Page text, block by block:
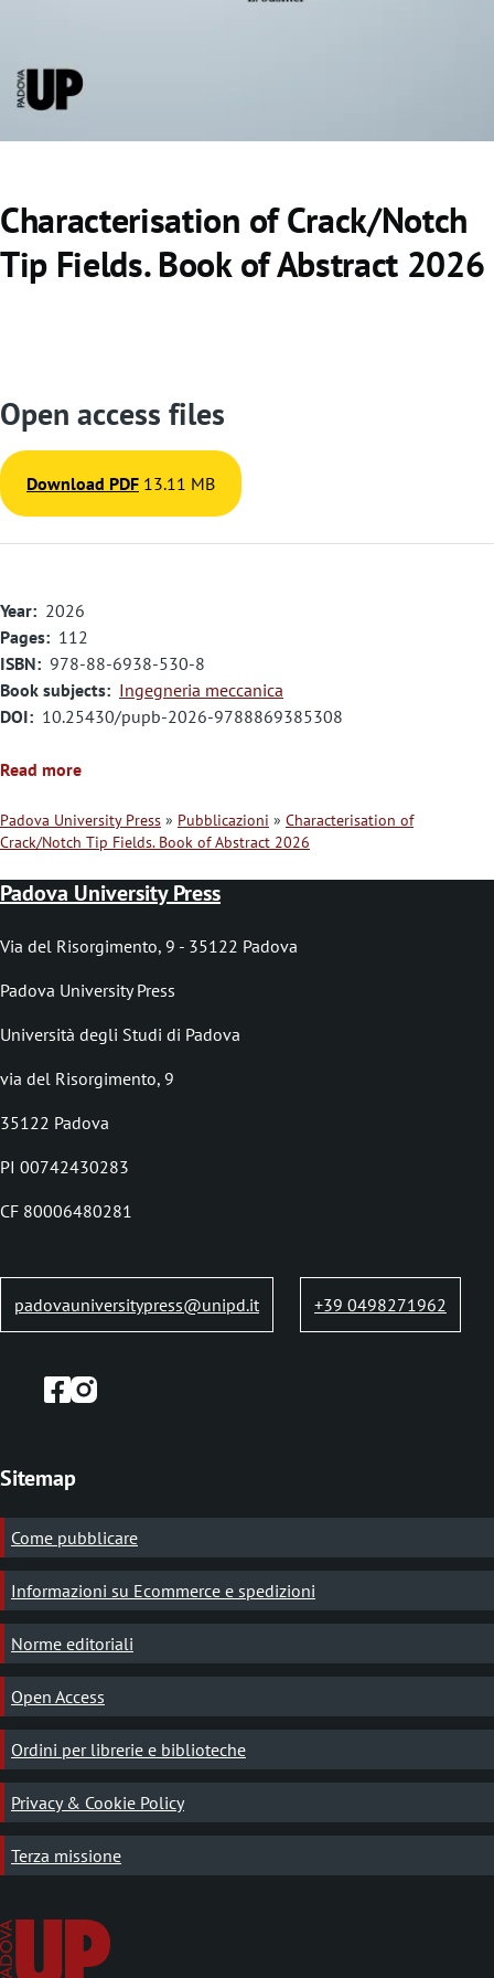
Characterisation of Crack/Notch
Tip Fields. Book of Abstract 2026
Open access files
Download PDF 13.11 MB
Year
2026
Pages
112
ISBN
978-88-6938-530-8
Book subjects
Ingegneria meccanica
DOI
10.25430/pupb-2026-9788869385308
Read more
B
r
c
i
o
l
e
d
p
n
e
Padova University Press Pubblicazioni
Characterisation of
Crack/Notch Tip Fields. Book of Abstract 2026
Padova University Press
Via del Risorgimento, 9 - 35122 Padova
Padova University Press
Università degli Studi di Padova
via del Risorgimento, 9
35122 Padova
PI 00742430283
CF 80006480281
padovauniversitypress@unipd.it +39 0498271962
Sitemap
Come pubblicare
Informazioni su Ecommerce e spedizioni
Norme editoriali
Open Access
Ordini per librerie e biblioteche
Privacy & Cookie Policy
Terza missione